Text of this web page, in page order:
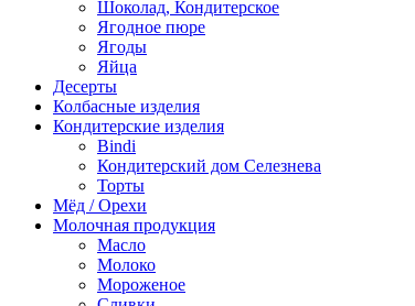
Шоколад, Кондитерское
Ягодное пюре
Ягоды
Яйца
Десерты
Колбасные изделия
Кондитерские изделия
Bindi
Кондитерский дом Селезнева
Торты
Мёд / Орехи
Молочная продукция
Масло
Молоко
Мороженое